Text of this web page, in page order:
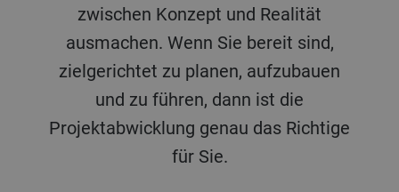
zwischen Konzept und Realität
ausmachen. Wenn Sie bereit sind,
zielgerichtet zu planen, aufzubauen
und zu führen, dann ist die
Projektabwicklung genau das Richtige
für Sie.